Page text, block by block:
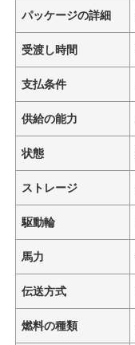
パッケージの詳細
受渡し時間
支払条件
供給の能力
状態
ストレージ
駆動輪
馬力
伝送方式
燃料の種類